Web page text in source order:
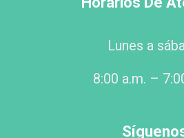
Lunes a
8:00 a.m. –